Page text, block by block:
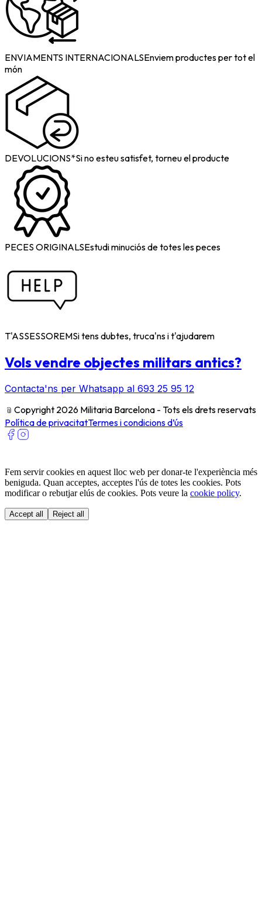
ENVIAMENTS INTERNACIONALSEnviem productes per tot el
món
DEVOLUCIONS*Si no esteu satisfet, torneu el producte
PECES ORIGINALSEstudi minuciós de totes les peces
T'ASSESSOREMSi tens dubtes, truca'ns i t'ajudarem
Vols vendre objectes militars antics?
Contacta'ns per Whatsapp al 693 25 95 12
﹫ Copyright 2026 Militaria Barcelona - Tots els drets reservats
Política de privacitatTermes i condicions d’ús
Fem servir cookies en aquest lloc web per donar-te l'experiència més
beniguda. Quan acceptes, acceptes l'ús de totes les cookies. Pots
modificar o rebutjar elús de cookies. Pots veure la cookie policy.
Accept all Reject all